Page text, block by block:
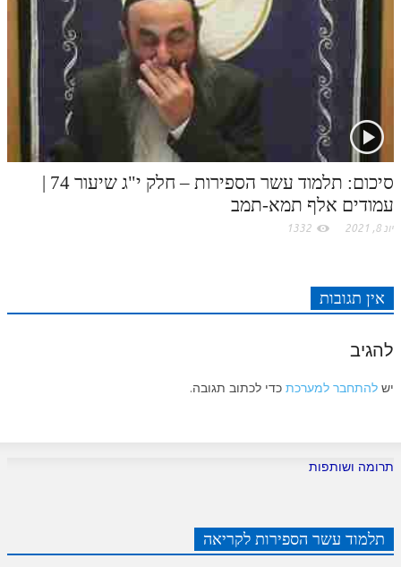
סיכום: תלמוד עשר הספירות – חלק י"ג שיעור 74 |
עמודים אלף תמא-תמב
יונ 8, 2021 1332
אין תגובות
להגיב
יש להתחבר למערכת כדי לכתוב תגובה.
תרומה ושותפות
תלמוד עשר הספירות לקריאה